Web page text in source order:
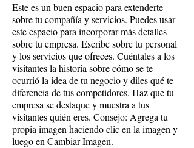
Este es un buen espacio para extenderte
sobre tu compañía y servicios. Puedes usar
este espacio para incorporar más detalles
sobre tu empresa. Escribe sobre tu personal
y los servicios que ofreces. Cuéntales a los
visitantes la historia sobre cómo se te
ocurrió la idea de tu negocio y diles qué te
diferencia de tus competidores. Haz que tu
empresa se destaque y muestra a tus
visitantes quién eres. Consejo: Agrega tu
propia imagen haciendo clic en la imagen y
luego en Cambiar Imagen.